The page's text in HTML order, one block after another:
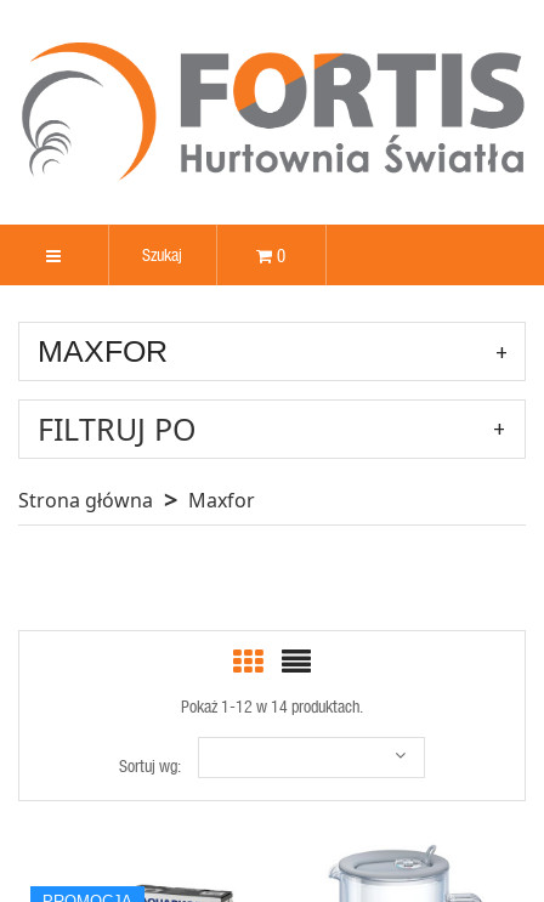
0
MAXFOR
FILTRUJ PO
Strona główna Maxfor
Pokaż 1-12 w 14 produktach.
Sortuj wg: